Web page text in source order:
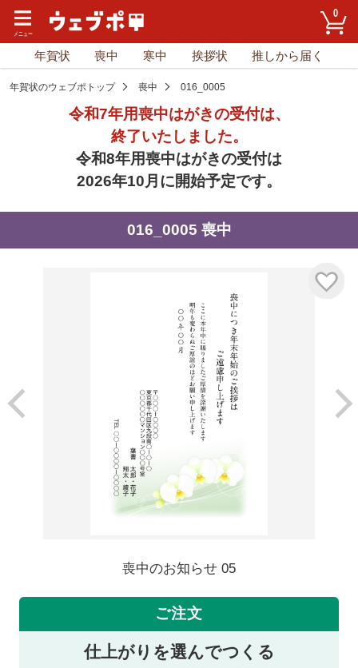
0
年賀状 喪中 寒中 挨拶状 推しから届く
年賀状のウェブポトップ 喪中 016_0005
令和7年用喪中はがきの受付は、
終了いたしました。
令和8年用喪中はがきの受付は
2026年10月に開始予定です。
016_0005 喪中
喪中のお知らせ 05
ご注文
仕上がりを選んでつくる